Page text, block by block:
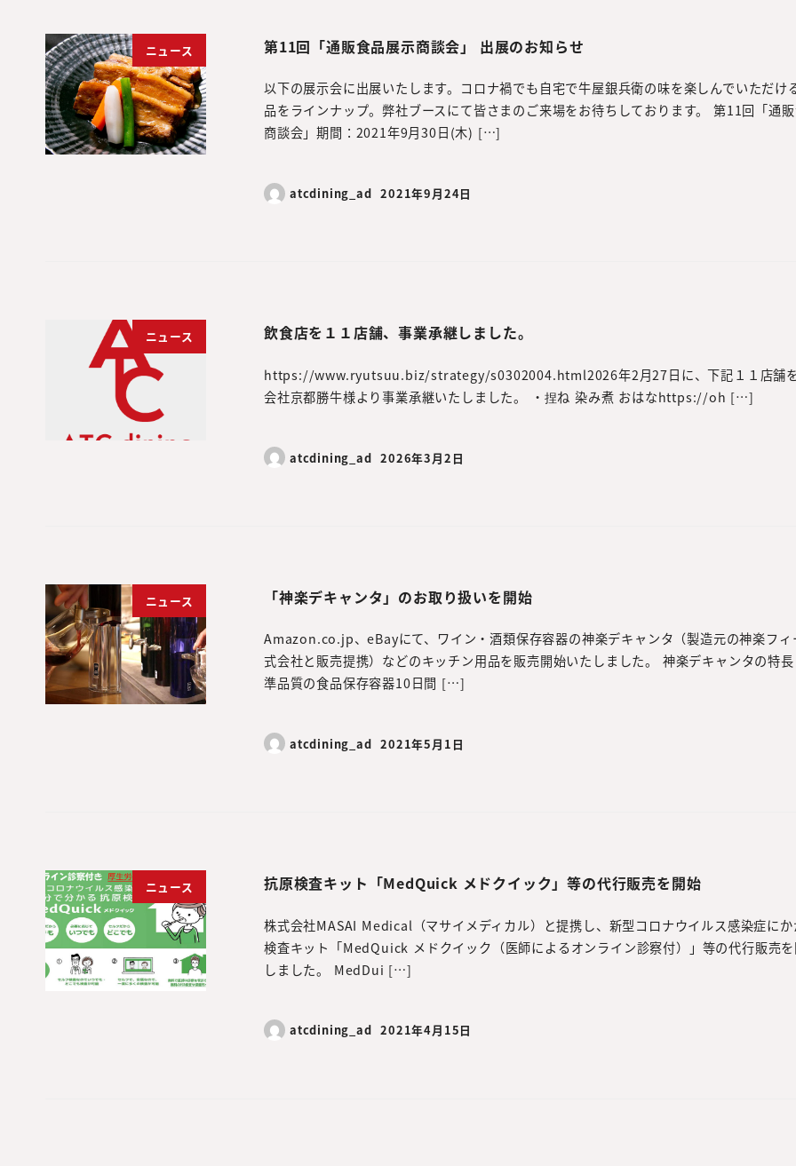
ニュース 第11回「通販食品展示商談会」 出展のお知らせ
以下の展示会に出展いたします。コロナ禍でも自宅で牛屋銀兵衛の味を楽しんでいただけ
品をラインナップ。弊社ブースにて皆さまのご来場をお待ちしております。 第11回「通
商談会」期間：2021年9月30日(木) […]
atcdining_ad 2021年9月24日
ニュース 飲食店を１１店舗、事業承継しました。
https://www.ryutsuu.biz/strategy/s0302004.html2026年2月27日に、下記１１店舗
会社京都勝牛様より事業承継いたしました。 ・捏ね 染み煮 おはなhttps://oh […]
atcdining_ad 2026年3月2日
ニュース 「神楽デキャンタ」のお取り扱いを開始
Amazon.co.jp、eBayにて、ワイン・酒類保存容器の神楽デキャンタ（製造元の神楽フィ
式会社と販売提携）などのキッチン用品を販売開始いたしました。 神楽デキャンタの特
準品質の食品保存容器10日間 […]
atcdining_ad 2021年5月1日
ニュース 抗原検査キット「MedQuick メドクイック」等の代行販売を開始
株式会社MASAI Medical（マサイメディカル）と提携し、新型コロナウイルス感染症にか
検査キット「MedQuick メドクイック（医師によるオンライン診察付）」等の代行販売
しました。 MedDui […]
atcdining_ad 2021年4月15日